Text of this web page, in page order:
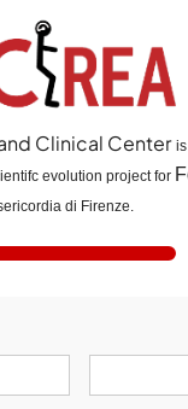
Clinical Center
evolution project for
di Firenze.